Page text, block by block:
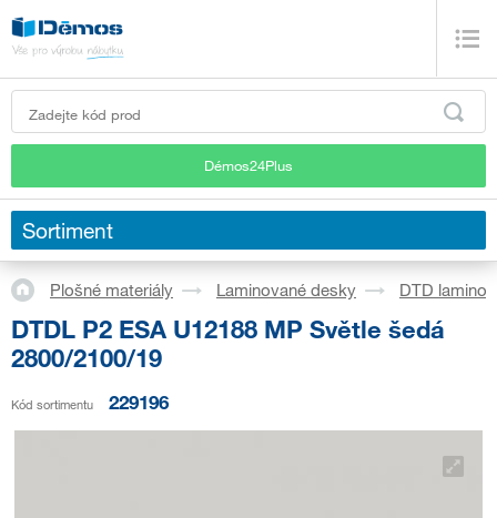
Démos24Plus
Sortiment
Plošné materiály Laminované desky DTD
DTDL P2 ESA U12188 MP Světle šedá
2800/2100/19
Kód sortimentu 229196